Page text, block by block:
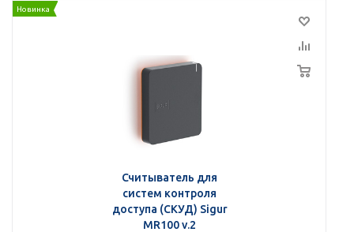
Новинка
Считыватель для
систем контроля
доступа (СКУД) Sigur
MR100 v.2